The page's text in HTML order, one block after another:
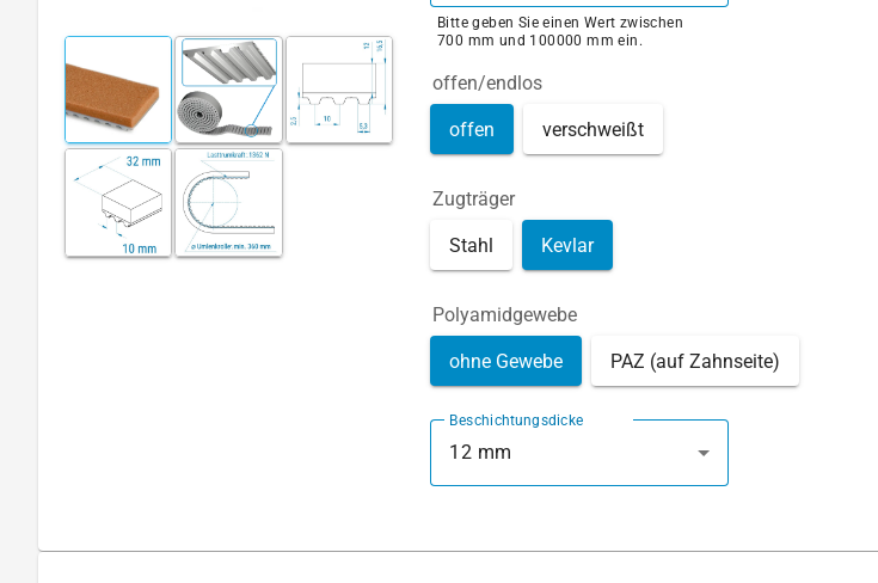
Bitte geben Sie einen Wert zwischen
700 mm und 100000 mm ein.
offen/endlos
offen verschweißt
Zugträger
Stahl Kevlar
Polyamidgewebe
ohne Gewebe PAZ (auf Zahnseite)
Beschichtungsdicke
12 mm